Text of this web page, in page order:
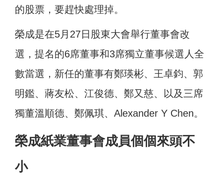
的股票，要趕快處理掉。
榮成是在5月27日股東大會舉行董事會改
選，提名的6席董事和3席獨立董事候選人全
數當選，新任的董事有鄭瑛彬、王卓鈞、郭
明鑑、蔣友松、江俊德、鄭又慈、以及三席
獨董溫順德、鄭佩琪、Alexander Y Chen。
榮成紙業董事會成員個個來頭不
小